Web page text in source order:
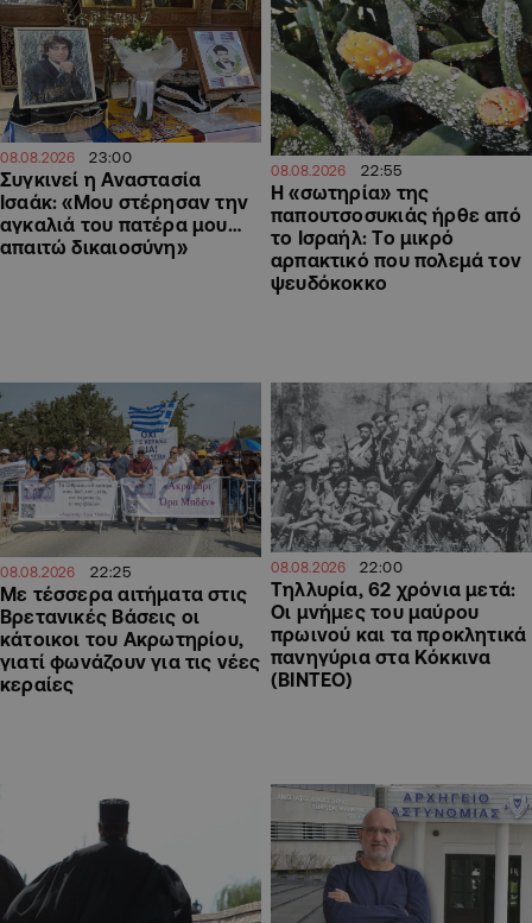
08.08.2026 23:00
Συγκινεί η Αναστασία
Ισαάκ: «Μου στέρησαν την
αγκαλιά του πατέρα μου…
απαιτώ δικαιοσύνη»
08.08.2026 22:55
Η «σωτηρία» της
παπουτσοσυκιάς ήρθε από
το Ισραήλ: Το μικρό
αρπακτικό που πολεμά τον
ψευδόκοκκο
08.08.2026 22:25
Με τέσσερα αιτήματα στις
Βρετανικές Βάσεις οι
κάτοικοι του Ακρωτηρίου,
γιατί φωνάζουν για τις νέες
κεραίες
08.08.2026 22:00
Τηλλυρία, 62 χρόνια μετά:
Οι μνήμες του μαύρου
πρωινού και τα προκλητικά
πανηγύρια στα Κόκκινα
(ΒΙΝΤΕΟ)